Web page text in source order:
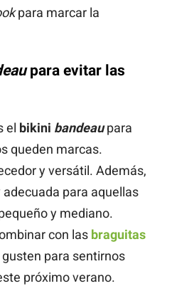
para marcar la
para evitar las
el bikini bandeaupara
queden marcas.
y versátil. Además,
para aquellas
y mediano.
con las braguitas
para sentirnos
próximo verano.